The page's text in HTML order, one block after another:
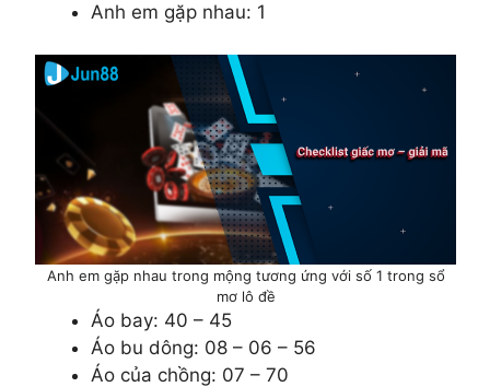
Anh em gặp nhau: 1
Anh em gặp nhau trong mộng tương ứng với số 1 trong sổ
mơ lô đề
Áo bay: 40 – 45
Áo bu dông: 08 – 06 – 56
Áo của chồng: 07 – 70